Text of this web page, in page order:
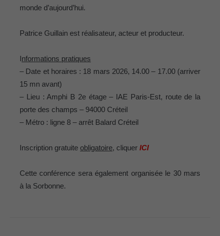
monde d’aujourd’hui.
Patrice Guillain est réalisateur, acteur et producteur.
Informations pratiques
– Date et horaires : 18 mars 2026, 14.00 – 17.00 (arriver
15 mn avant)
– Lieu : Amphi B 2e étage – IAE Paris-Est, route de la
porte des champs – 94000 Créteil
– Métro : ligne 8 – arrêt Balard Créteil
Inscription gratuite obligatoire, cliquer ICI
Cette conférence sera également organisée le 30 mars
à la Sorbonne.